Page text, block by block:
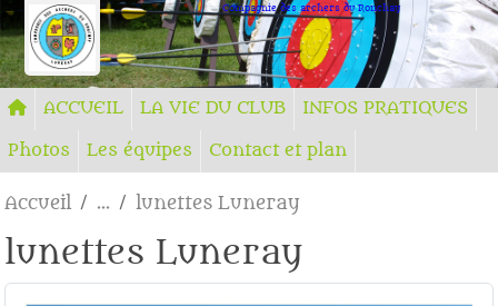
Compagnie des archers du Ronchay
ACCUEIL LA VIE DU CLUB
INFOS PRATIQUES
Photos
Les équipes Contact et plan
Accueil lunettes Luneray
lunettes Luneray
Panneau de gestion des cookies